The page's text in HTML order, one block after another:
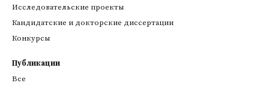
Исследовательские проекты
Кандидатские и докторские диссертации
Конкурсы
Публикации
Все